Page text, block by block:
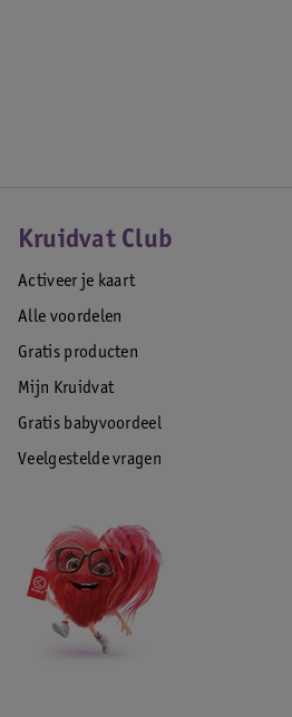
Kruidvat Club
Activeer je kaart
Alle voordelen
Gratis producten
Mijn Kruidvat
Gratis babyvoordeel
Veelgestelde vragen